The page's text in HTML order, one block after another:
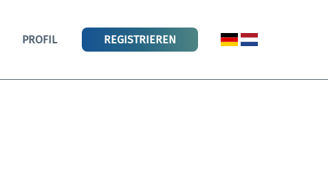
PROFIL REGISTRIEREN